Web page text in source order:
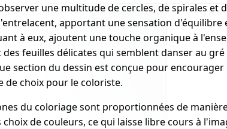
une multitude de cercles, de spirales et
apportant une sensation d'équilibre
à eux, ajoutent une touche organique à
des feuilles délicates qui semblent danser au
section du dessin est conçue pour
de choix pour le coloriste.
du coloriage sont proportionnées de
de couleurs, ce qui laisse libre cours à